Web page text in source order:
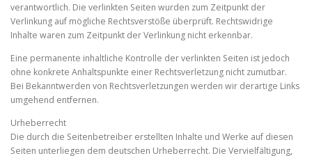
verantwortlich. Die verlinkten Seiten wurden zum Zeitpunkt der
Verlinkung auf mögliche Rechtsverstöße überprüft. Rechtswidrige
Inhalte waren zum Zeitpunkt der Verlinkung nicht erkennbar.
Eine permanente inhaltliche Kontrolle der verlinkten Seiten ist jedoch
ohne konkrete Anhaltspunkte einer Rechtsverletzung nicht zumutbar.
Bei Bekanntwerden von Rechtsverletzungen werden wir derartige Links
umgehend entfernen.
Urheberrecht
Die durch die Seitenbetreiber erstellten Inhalte und Werke auf diesen
Seiten unterliegen dem deutschen Urheberrecht. Die Vervielfältigung,